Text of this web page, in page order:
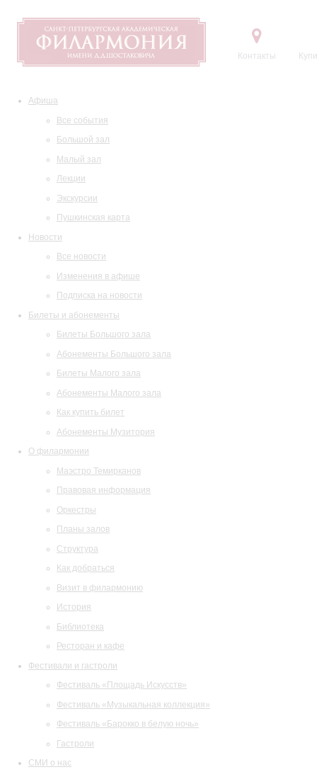
Контакты
Афиша
Все события
Большой зал
Малый зал
Лекции
Экскурсии
Пушкинская карта
Новости
Все новости
Изменения в афише
Подписка на новости
Билеты и абонементы
Билеты Большого зала
Абонементы Большого зала
Билеты Малого зала
Абонементы Малого зала
Как купить билет
Абонементы Музитория
О филармонии
Маэстро Темирканов
Правовая информация
Оркестры
Планы залов
Структура
Как добраться
Визит в филармонию
История
Библиотека
Ресторан и кафе
Фестивали и гастроли
Фестиваль «Площадь Искусств»
Фестиваль «Музыкальная коллекция»
Фестиваль «Барокко в белую ночь»
Гастроли
СМИ о нас